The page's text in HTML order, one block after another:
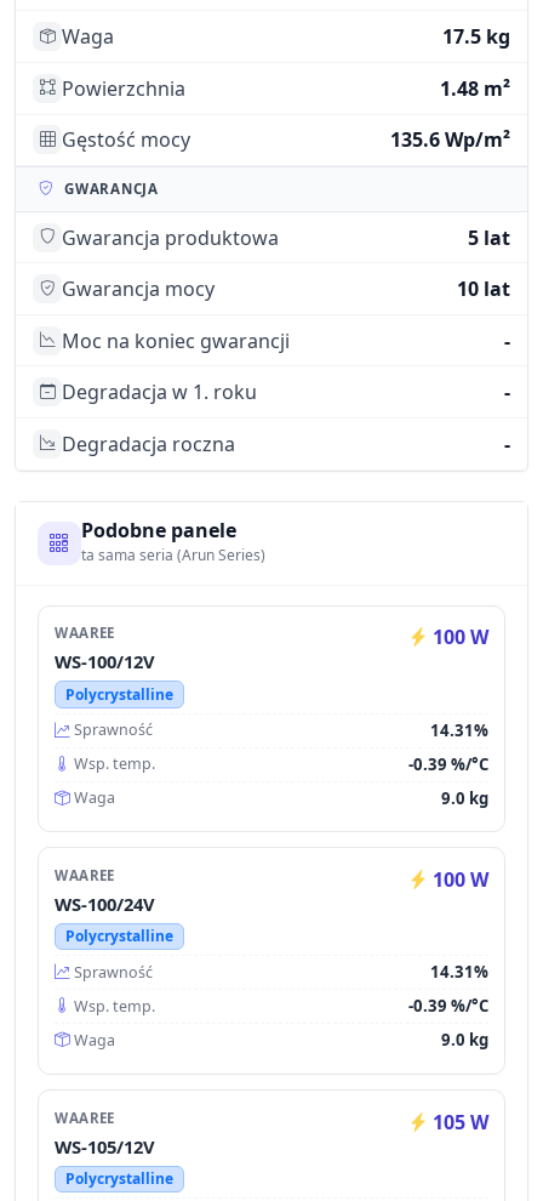
Waga
17.5 kg
Powierzchnia
1.48 m²
Gęstość mocy
135.6 Wp/m²
GWARANCJA
Gwarancja produktowa
5 lat
Gwarancja mocy
10 lat
Moc na koniec gwarancji
-
Degradacja w 1. roku
-
Degradacja roczna
-
Podobne panele
ta sama seria (Arun Series)
WAAREE 100 W
WS-100/12V
Polycrystalline
Sprawność
14.31%
Wsp. temp. -0.39 %/°C
Waga 9.0 kg
WAAREE 100 W
WS-100/24V
Polycrystalline
Sprawność
14.31%
Wsp. temp. -0.39 %/°C
Waga 9.0 kg
WAAREE 105 W
WS-105/12V
Polycrystalline